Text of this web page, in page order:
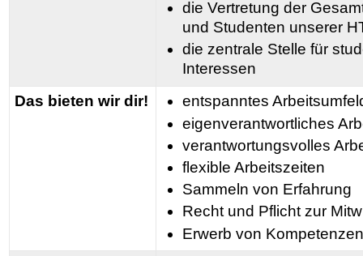
die Vertretung der
und Studenten unserer
die zentrale Stelle für
Interessen
Das bieten wir dir!
entspanntes
eigenverantwortliches
verantwortungsvolles
flexible Arbeitszeiten
Sammeln von Erfahrung
Recht und Pflicht zur
Erwerb von Kompetenzen